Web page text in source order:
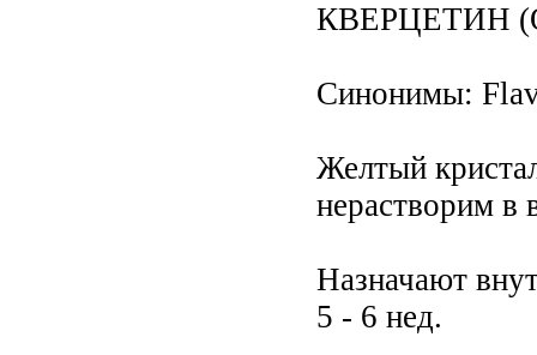
КВЕРЦЕТИН
Синонимы:
Желтый
нерастворим в
Назначают
5 - 6 нед.